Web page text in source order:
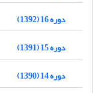
دوره 16 (1392)
دوره 15 (1391)
دوره 14 (1390)